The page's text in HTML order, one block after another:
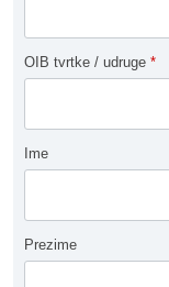
OIB tvrtke / udruge *
Ime
Prezime